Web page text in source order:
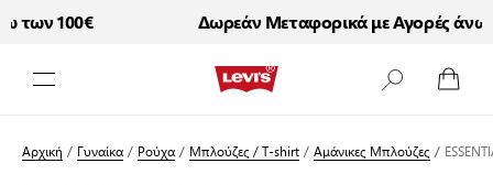
100€ Δωρεάν Μεταφορικά με Αγορές άνω
Αρχική / Γυναίκα/ Ρούχα/ Μπλούζες / T-shirt/Αμάνικες Μπλούζες /